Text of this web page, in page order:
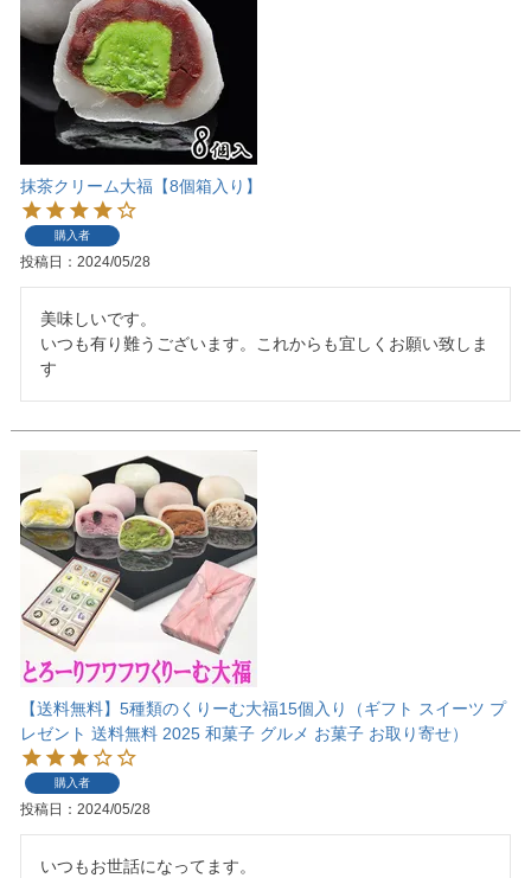
抹茶クリーム大福【8個箱入り】
購入者
投稿日 2024/05/28
美味しいです。
いつも有り難うございます。これからも宜しくお願い致しま
す
【送料無料】5種類のくりーむ大福15個入り（ギフト スイーツ プ
レゼント 送料無料 2025 和菓子 グルメ お菓子 お取り寄せ）
購入者
投稿日 2024/05/28
いつもお世話になってます。